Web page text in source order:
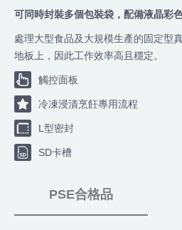
可同時封裝多個包裝袋，配備液晶彩
處理大型食品及大規模生產的固定型
地板上，因此工作效率高且穩定。
觸控面板
冷凍浸漬烹飪專用流程
L型密封
SD卡槽
PSE合格品